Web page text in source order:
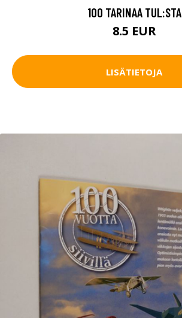
100 TARINAA TUL:STA
8.5 EUR
LISÄTIETOJA